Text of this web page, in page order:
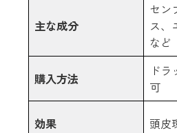
主な成分
セン
ス、
など
購入方法
ド
可
効果 頭皮